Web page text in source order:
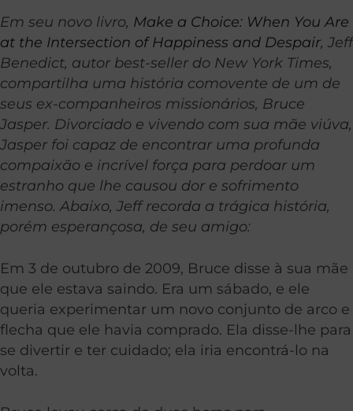
Em seu novo livro, Make a Choice: When You Are
at the Intersection of Happiness and Despair, Jeff
Benedict, autor best-seller do New York Times,
compartilha uma história comovente de um de
seus ex-companheiros missionários, Bruce
Jasper. Divorciado e vivendo com sua mãe viúva,
Jasper foi capaz de encontrar uma profunda
compaixão e incrível força para perdoar um
estranho que lhe causou dor e sofrimento
imenso. Abaixo, Jeff recorda a trágica história,
porém esperançosa, de seu amigo:
Em 3 de outubro de 2009, Bruce disse à sua mãe
que ele estava saindo. Era um sábado, e ele
queria experimentar um novo conjunto de arco e
flecha que ele havia comprado. Ela disse-lhe para
se divertir e ter cuidado; ela iria encontrá-lo na
volta.